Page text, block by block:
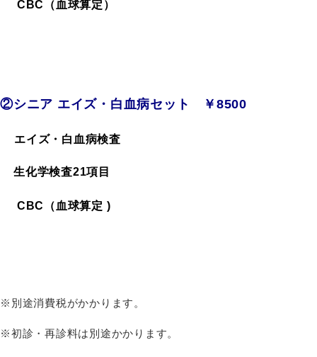
CBC（血球算定）
②シニア エイズ・白血病セット ￥8500
エイズ・白血病検査
生化学検査21項目
CBC（血球算定 )
※別途消費税がかかります。
※初診・再診料は別途かかります。